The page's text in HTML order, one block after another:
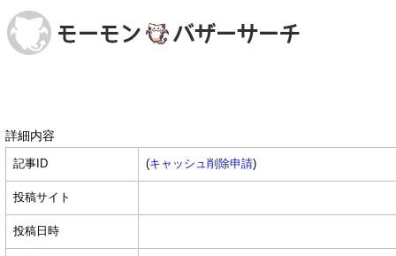
詳細内容
記事ID (キャッシュ削除申請)
投稿サイト
投稿日時